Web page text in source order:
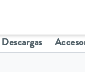
Descargas